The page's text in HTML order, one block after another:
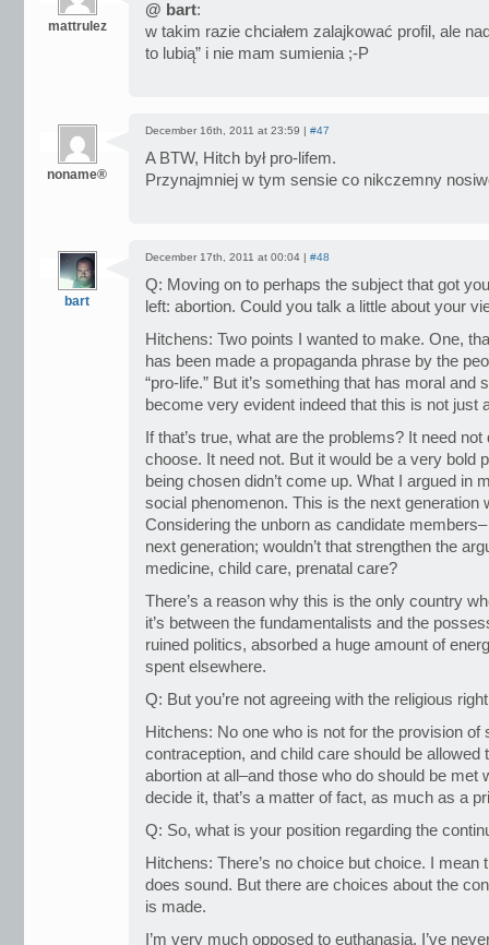
mattrulez
@ bart:
w takim razie chciałem zalajkować profil, ale
to lubią” i nie mam sumienia ;-P
noname®
December 16th, 2011 at 23:59 | #47
A BTW, Hitch był pro-lifem.
Przynajmniej w tym sensie co nikczemny
bart
December 17th, 2011 at 00:04 | #48
Q: Moving on to perhaps the subject that got
left: abortion. Could you talk a little about your
Hitchens: Two points I wanted to make. One,
has been made a propaganda phrase by the
“pro-life.” But it’s something that has moral and
become very evident indeed that this is not just
If that’s true, what are the problems? It need
choose. It need not. But it would be a very bold
being chosen didn’t come up. What I argued in
social phenomenon. This is the next generation
Considering the unborn as candidate
next generation; wouldn’t that strengthen the
medicine, child care, prenatal care?
There’s a reason why this is the only country
it’s between the fundamentalists and the
ruined politics, absorbed a huge amount of
spent elsewhere.
Q: But you’re not agreeing with the religious
Hitchens: No one who is not for the provision of
contraception, and child care should be allowed
abortion at all–and those who do should be met
decide it, that’s a matter of fact, as much as a
Q: So, what is your position regarding the
Hitchens: There’s no choice but choice. I mean
does sound. But there are choices about the
is made.
I’m very much opposed to euthanasia. I’ve